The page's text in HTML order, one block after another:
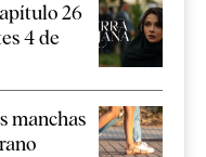
26
4 de
manchas